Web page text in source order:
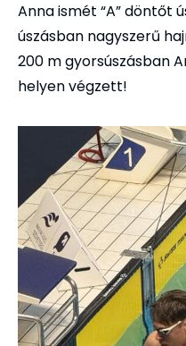
Anna ismét “A” döntőt
úszásban nagyszerű
200 m gyorsúszásban
helyen végzett!